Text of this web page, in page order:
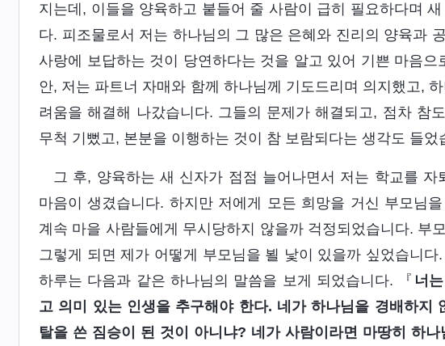
지는데, 이들을 양육하고 붙들어 줄 사람이 급히 필요하다며
다. 피조물로서 저는 하나님의 그 많은 은혜와 진리의 양육과
사랑에 보답하는 것이 당연하다는 것을 알고 있어 기쁜 마음
안, 저는 파트너 자매와 함께 하나님께 기도드리며 의지했고,
려움을 해결해 나갔습니다. 그들의 문제가 해결되고, 점차 참
무척 기뻤고, 본분을 이행하는 것이 참 보람되다는 생각도 들었
그 후, 양육하는 새 신자가 점점 늘어나면서 저는 학교를
마음이 생겼습니다. 하지만 저에게 모든 희망을 거신 부모님
계속 마을 사람들에게 무시당하지 않을까 걱정되었습니다. 부
그렇게 되면 제가 어떻게 부모님을 뵐 낯이 있을까 싶었습니
하루는 다음과 같은 하나님의 말씀을 보게 되었습니다. 『 너
고 의미 있는 인생을 추구해야 한다. 네가 하나님을 경배하지
탈을 쓴 짐승이 된 것이 아니냐? 네가 사람이라면 마땅히 하